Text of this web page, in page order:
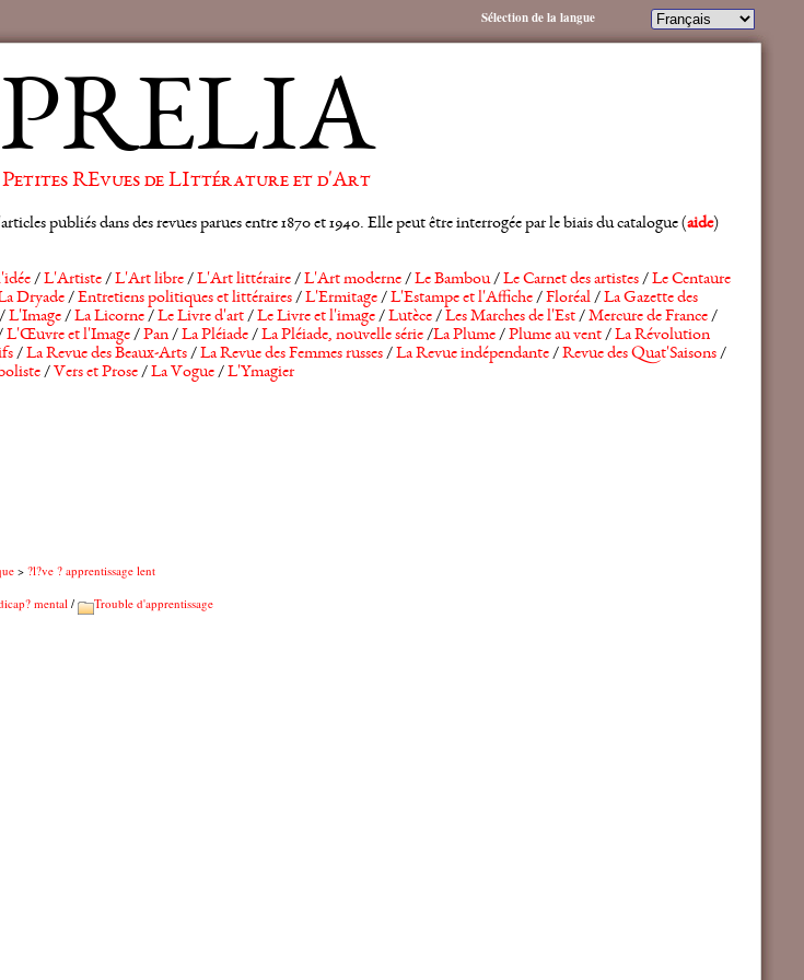
PRELIA
Petites REvues de LIttérature et d'Art
publiés dans des revues parues entre 1870 et 1940. Elle peut être interrogée par le biais du catalogue (aide)
/L'Artiste/L'Art libre/L'Art littéraire/L'Art moderne/Le Bambou/Le Carnet des artistes/Le Centaure
Dryade/Entretiens politiques et littéraires/L'Ermitage/L'Estampe et l'Affiche/Floréal/La Gazette des
/L'Image/La Licorne/Le Livre d'art/Le Livre et l'image/Lutèce/Les Marches de l'Est/Mercure de France/
L'Œuvre et l'Image/Pan/La Pléiade/La Pléiade, nouvelle série/La Plume/Plume au vent/La Révolution
/La Revue des Beaux-Arts/La Revue des Femmes russes/La Revue indépendante/Revue des Quat'Saisons/
/ Vers et Prose/La Vogue/L'Ymagier
> ?l?ve ? apprentissage lent
mental/
Trouble d'apprentissage
Sélection de la langue